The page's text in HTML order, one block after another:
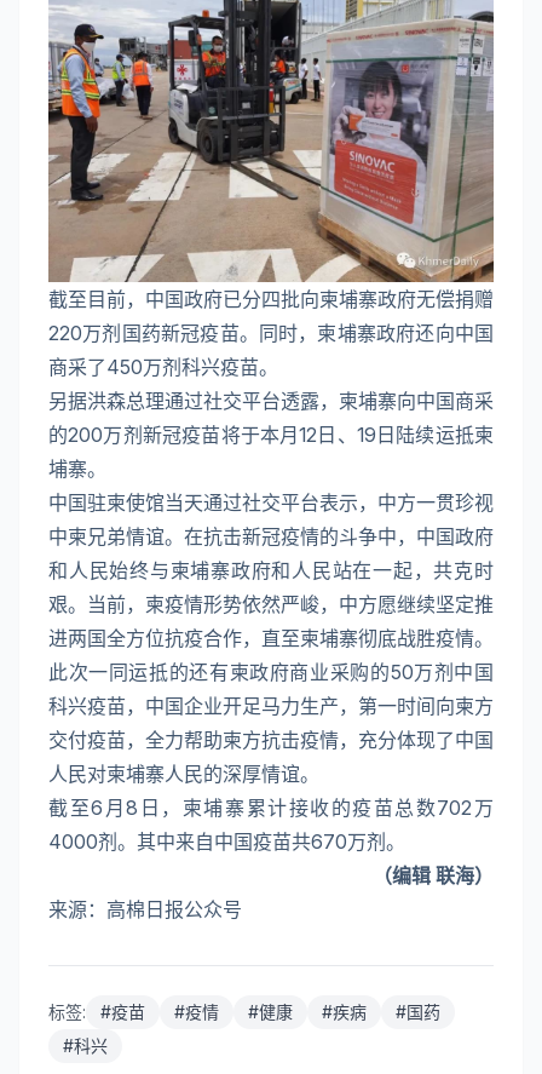
截至目前，中国政府已分四批向柬埔寨政府无偿捐赠
220万剂国药新冠疫苗。同时，柬埔寨政府还向中国
商采了450万剂科兴疫苗。
另据洪森总理通过社交平台透露，柬埔寨向中国商采
的200万剂新冠疫苗将于本月12日、19日陆续运抵柬
埔寨。
中国驻柬使馆当天通过社交平台表示，中方一贯珍视
中柬兄弟情谊。在抗击新冠疫情的斗争中，中国政府
和人民始终与柬埔寨政府和人民站在一起，共克时
艰。当前，柬疫情形势依然严峻，中方愿继续坚定推
进两国全方位抗疫合作，直至柬埔寨彻底战胜疫情。
此次一同运抵的还有柬政府商业采购的50万剂中国
科兴疫苗，中国企业开足马力生产，第一时间向柬方
交付疫苗，全力帮助柬方抗击疫情，充分体现了中国
人民对柬埔寨人民的深厚情谊。
截至6月8日，柬埔寨累计接收的疫苗总数702万
4000剂。其中来自中国疫苗共670万剂。
（编辑 联海）
来源：高棉日报公众号
标签: #疫苗 #疫情 #健康 #疾病 #国药
#科兴